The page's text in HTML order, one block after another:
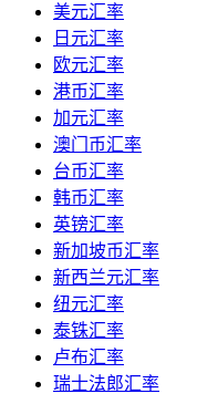
美元汇率
日元汇率
欧元汇率
港币汇率
加元汇率
澳门币汇率
台币汇率
韩币汇率
英镑汇率
新加坡币汇率
新西兰元汇率
纽元汇率
泰铢汇率
卢布汇率
瑞士法郎汇率